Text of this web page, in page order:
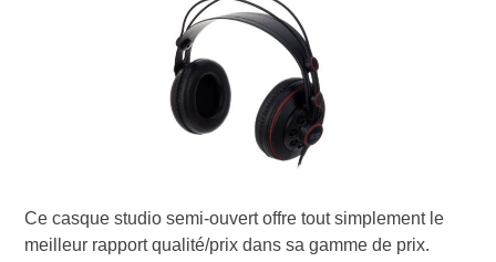
Ce casque studio semi-ouvert offre tout simplement le
meilleur rapport qualité/prix dans sa gamme de prix.